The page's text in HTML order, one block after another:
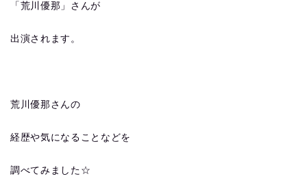
「荒川優那」さんが
出演されます。
荒川優那さんの
経歴や気になることなどを
調べてみました☆